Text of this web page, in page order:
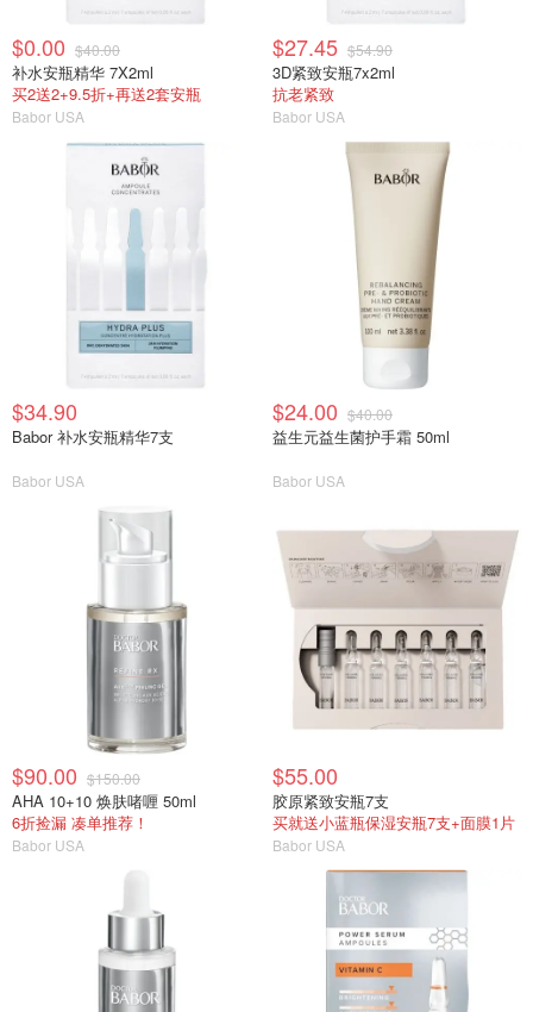
$0.00 $40.00
补水安瓶精华 7X2ml
买2送2+9.5折+再送2套安瓶
Babor USA
$27.45 $54.90
3D紧致安瓶7x2ml
抗老紧致
Babor USA
$34.90
Babor 补水安瓶精华7支
Babor USA
$24.00 $40.00
益生元益生菌护手霜 50ml
Babor USA
$90.00 $150.00
AHA 10+10 焕肤啫喱 50ml
6折捡漏 凑单推荐！
Babor USA
$55.00
胶原紧致安瓶7支
买就送小蓝瓶保湿安瓶7支+面膜1片
Babor USA